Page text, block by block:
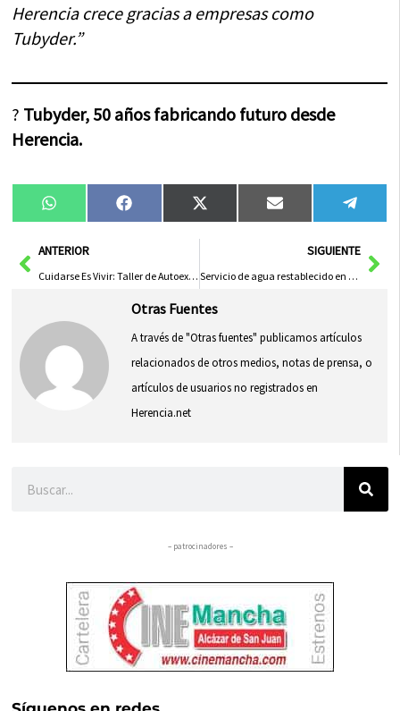
Herencia crece gracias a empresas como
Tubyder.”
? Tubyder, 50 años fabricando futuro desde
Herencia.
Compartir
en
WhatsAppCompartir
en
FacebookCompartir
en
X
(Twitter)
Compartir
en
Email
en
AntANTERIOR
Cuidarse Es Vivir: Taller de Autoexploración Mamaria
SIGUIENTE
Servicio de agua restablecido en el norte de la ciudad tras reparar la falla
Otras Fuentes
A través de "Otras fuentes" publicamos artículos
relacionados de otros medios, notas de prensa, o
artículos de usuarios no registrados en
Herencia.net
– patrocinadores –